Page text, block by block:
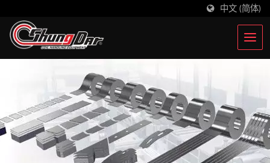
中文 (简体)